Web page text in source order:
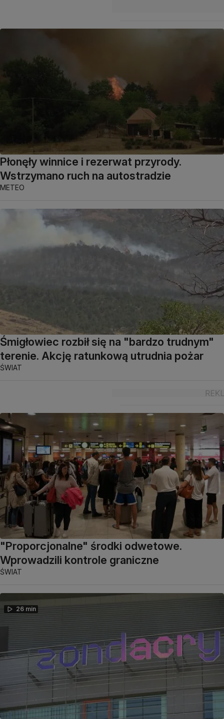
Płonęły winnice i rezerwat przyrody.
Wstrzymano ruch na autostradzie
METEO
Śmigłowiec rozbił się na "bardzo trudnym"
terenie. Akcję ratunkową utrudnia pożar
ŚWIAT
"Proporcjonalne" środki odwetowe.
Wprowadzili kontrole graniczne
ŚWIAT
26 min